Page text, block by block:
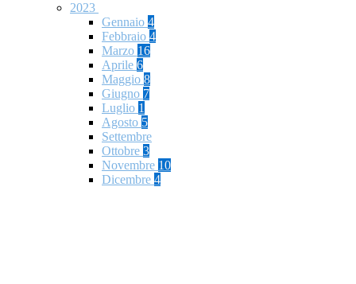
2023
Gennaio 4
Febbraio 4
Marzo 16
Aprile 6
Maggio 8
Giugno 7
Luglio 1
Agosto 5
Settembre
Ottobre 3
Novembre 10
Dicembre 4